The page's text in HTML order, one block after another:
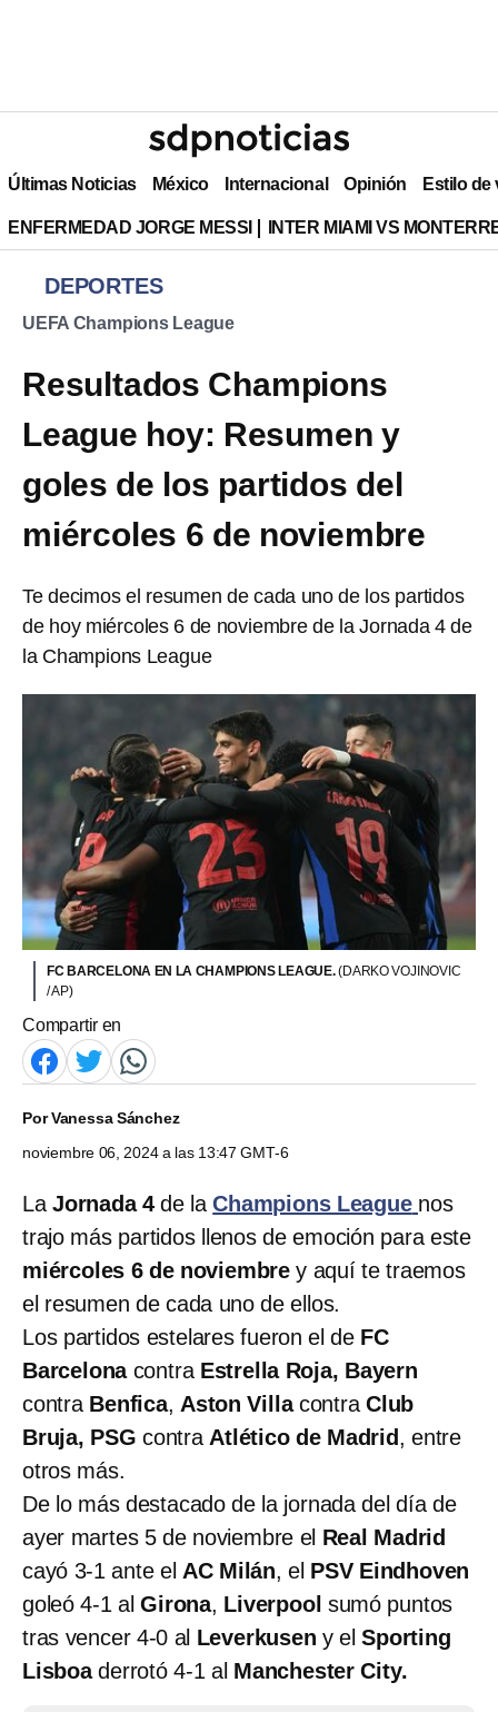
Últimas Noticias México Internacional Opinión Estilo de
ENFERMEDAD JORGE MESSI INTER MIAMI VS
DEPORTES
UEFA Champions League
Resultados Champions
League hoy: Resumen y
goles de los partidos del
miércoles 6 de noviembre
Te decimos el resumen de cada uno de los partidos
de hoy miércoles 6 de noviembre de la Jornada 4 de
la Champions League
FC BARCELONA EN LA CHAMPIONS LEAGUE.(DARKO VOJINOVIC
/ AP)
Compartir en
PorVanessa Sánchez
noviembre 06, 2024 a las 13:47 GMT-6
La Jornada 4de laChampions League nos
trajo más partidos llenos de emoción para este
miércoles 6 de noviembre y aquí te traemos
el resumen de cada uno de ellos.
Los partidos estelares fueron el de FC
Barcelonacontra Estrella Roja, Bayern
contra Benfica, Aston VillacontraClub
Bruja, PSG contra Atlético de Madrid , entre
otros más.
De lo más destacado de la jornada del día de
ayer martes 5 de noviembre el Real Madrid
cayó 3-1 ante el AC Milán, el PSV Eindhoven
goleó 4-1 alGirona, Liverpool sumó puntos
tras vencer 4-0 al Leverkusen y elSporting
Lisboaderrotó 4-1 al Manchester City.